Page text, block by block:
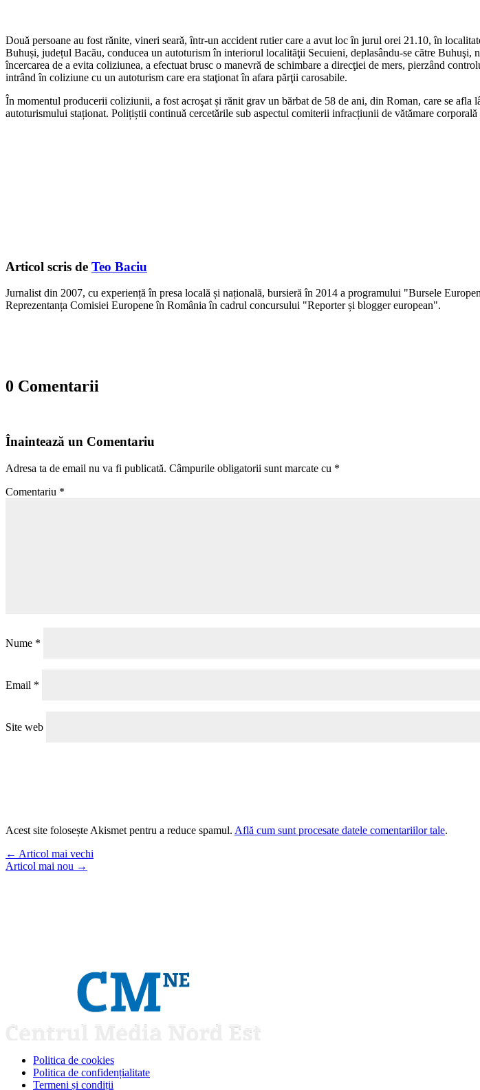
Două persoane au fost rănite, vineri seară, într-un accident rutier care a avut loc în jurul orei 21.10, în
Buhuși, județul Bacău, conducea un autoturism în interiorul localităţii Secuieni, deplasându-se către
încercarea de a evita coliziunea, a efectuat brusc o manevră de schimbare a direcţiei de mers, pierzând
intrând în coliziune cu un autoturism care era staţionat în afara părţii carosabile.
În momentul producerii coliziunii, a fost acroşat și rănit grav un bărbat de 58 de ani, din Roman, care se afla
autoturismului staționat. Polițiștii continuă cercetările sub aspectul comiterii infracțiunii de vătămare
Articol scris de Teo Baciu
Jurnalist din 2007, cu experiență în presa locală și națională, bursieră în 2014 a programului "Bursele
Reprezentanța Comisiei Europene în România în cadrul concursului "Reporter și blogger european".
0 Comentarii
Înaintează un Comentariu
Adresa ta de email nu va fi publicată. Câmpurile obligatorii sunt marcate cu *
Comentariu *
Nume *
Email *
Site web
Acest site folosește Akismet pentru a reduce spamul. Află cum sunt procesate datele comentariilor tale.
← Articol mai vechi
Articol mai nou →
Politica de cookies
Politica de confidențialitate
Termeni și condiții